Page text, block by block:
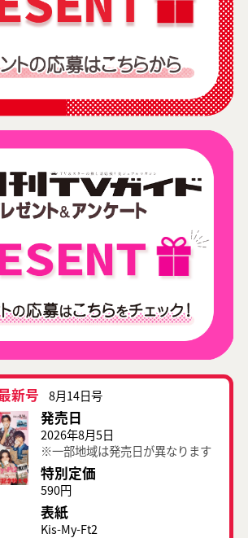
新号 8月14日号
発売日
2026年8月5日
※一部地域は発売日が異なります
特別定価
590円
表紙
Kis-My-Ft2